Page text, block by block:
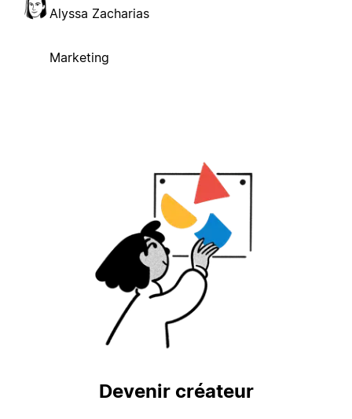
Alyssa Zacharias
Marketing
Devenir créateur